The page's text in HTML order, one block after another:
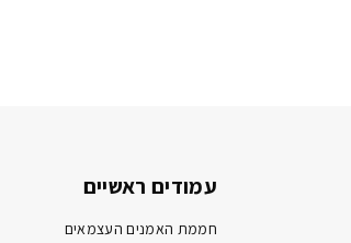
עמודים ראשיים
חממת האמנים העצמאים